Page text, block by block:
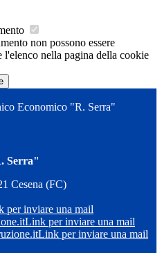
non possono essere
nella pagina della cookie
Economico "R. Serra"
Serra"
Cesena (FC)
per inviare una mail
Link per inviare una mail
Link per inviare una mail